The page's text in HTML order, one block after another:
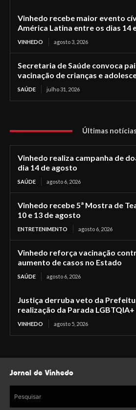
Vinhedo recebe maior evento
América Latina entre os dias 14
VINHEDO agosto 3, 2026
Secretaria de Saúde convoca
vacinação de crianças e
SAÚDE julho 31, 2026
Últimas
Vinhedo realiza campanha de
dia 14 de agosto
SAÚDE agosto 6, 2026
Vinhedo recebe 5ª Mostra de
10 e 13 de agosto
ENTRETENIMENTO agosto 6, 2026
Vinhedo reforça vacinação
aumento de casos no Estado
SAÚDE agosto 6, 2026
Justiça derruba veto da
realização da Parada
VINHEDO agosto 5, 2026
Jornal de Vinhedo
Pesquisar